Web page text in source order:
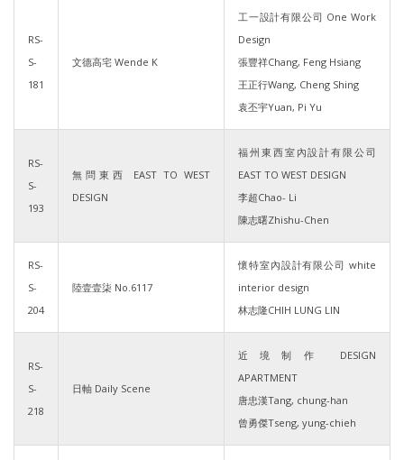
RS-
S-
181
文德高宅 Wende K
工一設計有限公司 One Work
Design
張豐祥Chang, Feng Hsiang
王正行Wang, Cheng Shing
袁丕宇Yuan, Pi Yu
RS-
S-
193
無問東西 EAST TO WEST
DESIGN
福州東西室內設計有限公司
EAST TO WEST DESIGN
李超Chao- Li
陳志曙Zhishu-Chen
RS-
S-
204
陸壹壹柒 No.6117
懷特室內設計有限公司 white
interior design
林志隆CHIH LUNG LIN
RS-
S-
218
日軸 Daily Scene
近境制作 DESIGN
APARTMENT
唐忠漢Tang, chung-han
曾勇傑Tseng, yung-chieh